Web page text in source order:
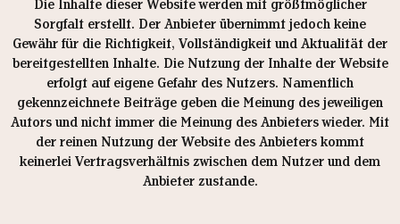
Die Inhalte dieser Website werden mit größtmöglicher
Sorgfalt erstellt. Der Anbieter übernimmt jedoch keine
Gewähr für die Richtigkeit, Vollständigkeit und Aktualität der
bereitgestellten Inhalte. Die Nutzung der Inhalte der Website
erfolgt auf eigene Gefahr des Nutzers. Namentlich
gekennzeichnete Beiträge geben die Meinung des jeweiligen
Autors und nicht immer die Meinung des Anbieters wieder. Mit
der reinen Nutzung der Website des Anbieters kommt
keinerlei Vertragsverhältnis zwischen dem Nutzer und dem
Anbieter zustande.